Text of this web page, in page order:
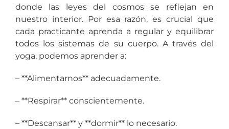
donde las leyes del cosmos se reflejan en
nuestro interior. Por esa razón, es crucial que
cada practicante aprenda a regular y equilibrar
todos los sistemas de su cuerpo. A través del
yoga, podemos aprender a:
– **Alimentarnos** adecuadamente.
– **Respirar** conscientemente.
– **Descansar** y **dormir** lo necesario.